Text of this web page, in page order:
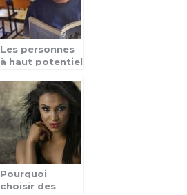
Les personnes
à haut potentiel
essentiels
Pourquoi
choisir des